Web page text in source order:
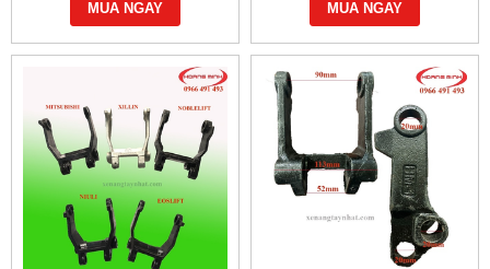
MUA NGAY MUA NGAY